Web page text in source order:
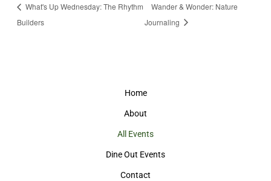
What's Up Wednesday: The Rhythm
Builders
Wander & Wonder: Nature
Journaling
Home
About
All Events
Dine Out Events
Contact